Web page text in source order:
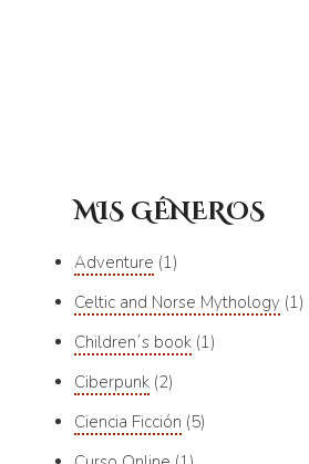
MIS GÉNEROS
Adventure 1
Celtic and Norse Mythology 1
Children´s book 1
Ciberpunk 2
Ciencia Ficción 5